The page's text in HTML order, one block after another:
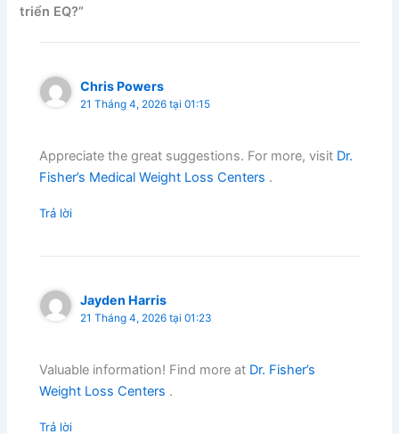
triển EQ?”
Chris Powers
21 Tháng 4, 2026 tại 01:15
Appreciate the great suggestions. For more, visit Dr.
Fisher’s Medical Weight Loss Centers .
Trả lời
Jayden Harris
21 Tháng 4, 2026 tại 01:23
Valuable information! Find more at Dr. Fisher’s
Weight Loss Centers .
Trả lời